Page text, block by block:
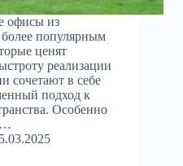
офисы из
более популярным
ценят
реализации
сочетают в себе
подход к
Особенно